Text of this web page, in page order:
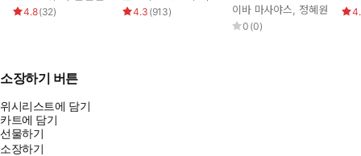
4.8(32) 4.3 (913) 이바 마사야스, 정혜원
0 (0)
소장하기 버튼
위시리스트에 담기
카트에 담기
선물하기
소장하기